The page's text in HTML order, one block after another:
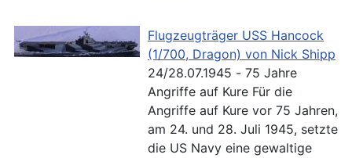
Flugzeugträger USS Hancock
(1/700, Dragon) von Nick Shipp
24/28.07.1945 - 75 Jahre
Angriffe auf Kure Für die
Angriffe auf Kure vor 75 Jahren,
am 24. und 28. Juli 1945, setzte
die US Navy eine gewaltige